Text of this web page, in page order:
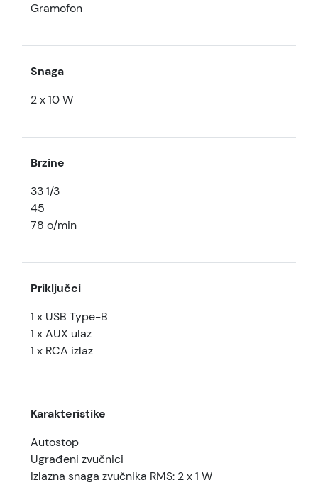
Gramofon
Snaga
2 x 10 W
Brzine
33 1/3
45
78 o/min
Priključci
1 x USB Type-B
1 x AUX ulaz
1 x RCA izlaz
Karakteristike
Autostop
Ugrađeni zvučnici
Izlazna snaga zvučnika RMS: 2 x 1 W